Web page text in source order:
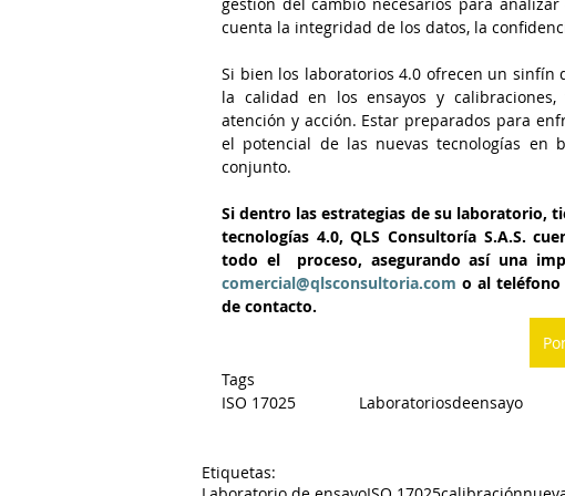
cuenta la integridad de los datos, la
Si bien los laboratorios 4.0 ofrecen un
la calidad en los ensayos y
atención y acción. Estar preparados para
el potencial de las nuevas tecnologías en
conjunto.
Si dentro las estrategias de su laboratorio,
tecnologías 4.0, QLS Consultoría S.A.S.
comercial@qlsconsultoria.com o al teléfono
de contacto.
Tags
Etiquetas: